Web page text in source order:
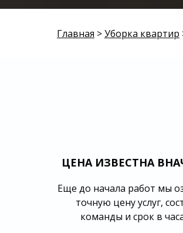
Главная >Уборка квартир
ЦЕНА ИЗВЕСТНА
Еще до начала работ мы
точную цену услуг,
команды и срок в